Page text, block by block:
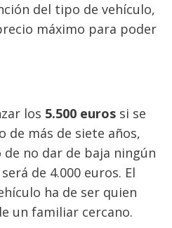
del tipo de vehículo,
máximo para poder
los 5.500 euros si se
de más de siete años,
no dar de baja ningún
de 4.000 euros. El
ha de ser quien
un familiar cercano.